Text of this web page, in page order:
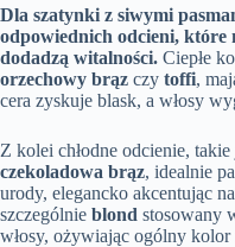
Dla szatynki z siwymi
odpowiednich odcieni, które
dodadzą witalności. Ciepłe
orzechowy brąz czy toffi,
cera zyskuje blask, a włosy
Z kolei chłodne odcienie, takie
czekoladowa brąz, idealnie
urody, elegancko akcentując
szczególnie blond stosowany
włosy, ożywiając ogólny